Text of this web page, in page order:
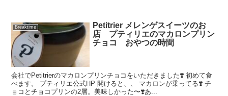
Breaktime
Petitrier メレンゲスイーツのお
店 プティリエのマカロンプリン
チョコ おやつの時間
会社でPetitrierのマカロンプリンチョコをいただきました❣️ 初めて食
べます。 プティリエ公式HP 開けると、、 マカロンが乗ってる❣️ チ
ョコとチョコプリンの2層。美味しかった〜❣️あ...